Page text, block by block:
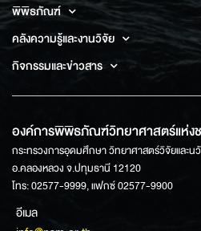
พิพิธภัณฑ์
คลังความรู้และงานวิจัย
กิจกรรมและข่าวสาร
องค์การพิพิธภัณฑ์วิทยาศาสตร์แห่ง
กระทรวงการอุดมศึกษา วิทยาศาสตร์วิจัยและ
อ.คลองหลวง จ.ปทุมธานี 12120
โทร: 02577-9999, แฟกซ์ 02577-9900
อีเมล